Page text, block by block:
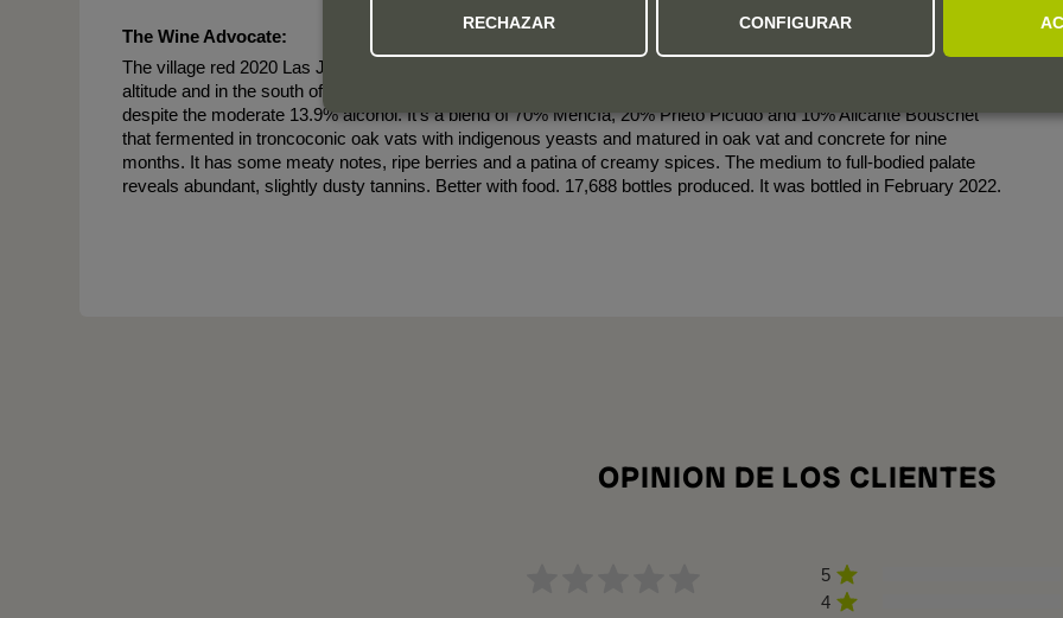
The Wine Advocate:
The village red 2020 Las Jaras, named after the rockrose that truffles the landscape, was sourced from lower
altitude and in the south of the valley, vineyards that deliver a rounder wine that is juicy, fruit-driven and a bit heady
despite the moderate 13.9% alcohol. It's a blend of 70% Mencía, 20% Prieto Picudo and 10% Alicante Bouschet
that fermented in troncoconic oak vats with indigenous yeasts and matured in oak vat and concrete for nine
months. It has some meaty notes, ripe berries and a patina of creamy spices. The medium to full-bodied palate
reveals abundant, slightly dusty tannins. Better with food. 17,688 bottles produced. It was bottled in February 2022.
OPINION DE LOS CLIENTES
5
4
RECHAZAR CONFIGURAR